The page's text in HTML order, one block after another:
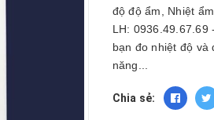
độ độ ẩm, Nhiệt
LH:
bạn đo nhiệt độ
năng...
Chia sẻ: